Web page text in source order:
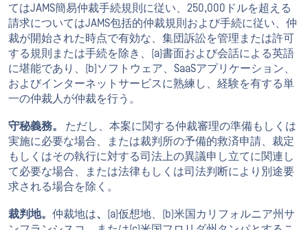
てはJAMS簡易仲裁手続規則に従い、250,000ドルを超える
請求についてはJAMS包括的仲裁規則および手続に従い、仲
裁が開始された時点で有効な、集団訴訟を管理または許可
する規則または手続を除き、(a)書面および会話による英語
に堪能であり、(b)ソフトウェア、SaaSアプリケーション、
およびインターネットサービスに熟練し、経験を有する単
一の仲裁人が仲裁を行う。
守秘義務。 ただし、本案に関する仲裁審理の準備もしくは
実施に必要な場合、または裁判所の予備的救済申請、裁定
もしくはその執行に対する司法上の異議申し立てに関連し
て必要な場合、または法律もしくは司法判断により別途要
求される場合を除く。
裁判地。 仲裁地は、 (a)仮想地、(b)米国カリフォルニア州サ